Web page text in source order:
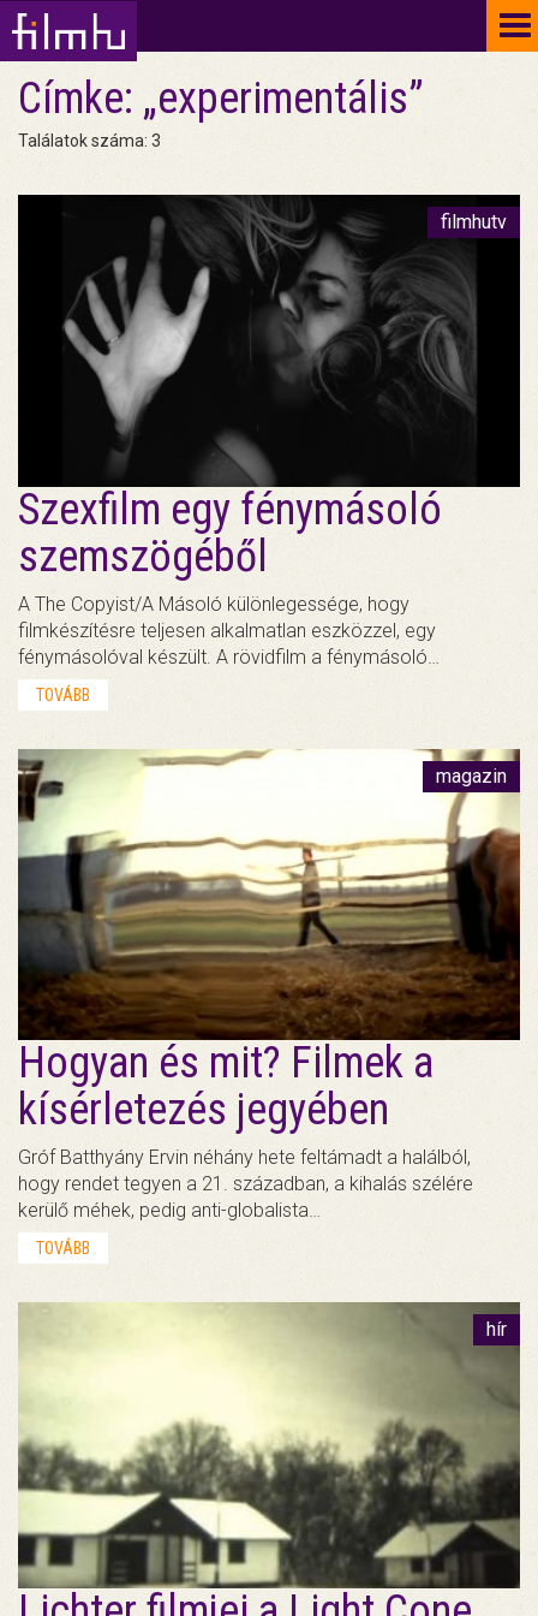
Címke: „experimentális”
Találatok száma: 3
filmhutv
Szexfilm egy fénymásoló
szemszögéből
A The Copyist/A Másoló különlegessége, hogy
filmkészítésre teljesen alkalmatlan eszközzel, egy
fénymásolóval készült. A rövidfilm a fénymásoló…
TOVÁBB
magazin
Hogyan és mit? Filmek a
kísérletezés jegyében
Gróf Batthyány Ervin néhány hete feltámadt a halálból,
hogy rendet tegyen a 21. században, a kihalás szélére
kerülő méhek, pedig anti-globalista…
TOVÁBB
hír